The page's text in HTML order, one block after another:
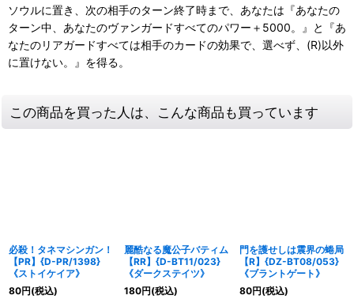
ソウルに置き、次の相手のターン終了時まで、あなたは『あなたの
ターン中、あなたのヴァンガードすべてのパワー＋5000。』と『あ
なたのリアガードすべては相手のカードの効果で、選べず、(R)以外
に置けない。』を得る。
この商品を買った人は、こんな商品も買っています
必殺！タネマシンガン！
【PR】{D-PR/1398}
《ストイケイア》
80円(税込)
麗酷なる魔公子バティム
【RR】{D-BT11/023}
《ダークステイツ》
180円(税込)
門を護せしは震界の蜷局
【R】{DZ-BT08/053}
《ブラントゲート》
80円(税込)